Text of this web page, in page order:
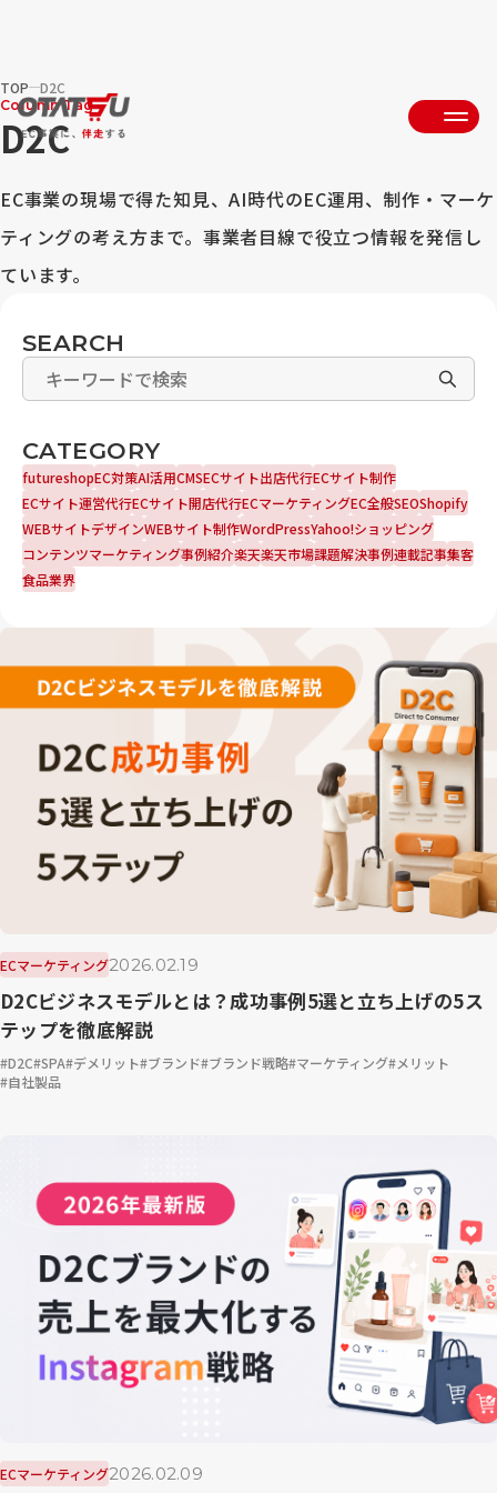
TOP D2C
Column Tag
D2C
EC事業の現場で得た知見、AI時代のEC運用、制作・マーケ
ティングの考え方まで。事業者目線で役立つ情報を発信し
ています。
SEARCH
CATEGORY
futureshopEC対策AI活用CMSECサイト出店代行ECサイト制作
ECサイト運営代行ECサイト開店代行ECマーケティングEC全般SEOShopify
WEBサイトデザインWEBサイト制作WordPressYahoo!ショッピング
コンテンツマーケティング事例紹介楽天楽天市場課題解決事例連載記事集客
食品業界
ECマーケティング2026.02.19
D2Cビジネスモデルとは？成功事例5選と立ち上げの5ス
テップを徹底解説
D2C SPA デメリット ブランド ブランド戦略 マーケティング メリット
自社製品
ECマーケティング2026.02.09